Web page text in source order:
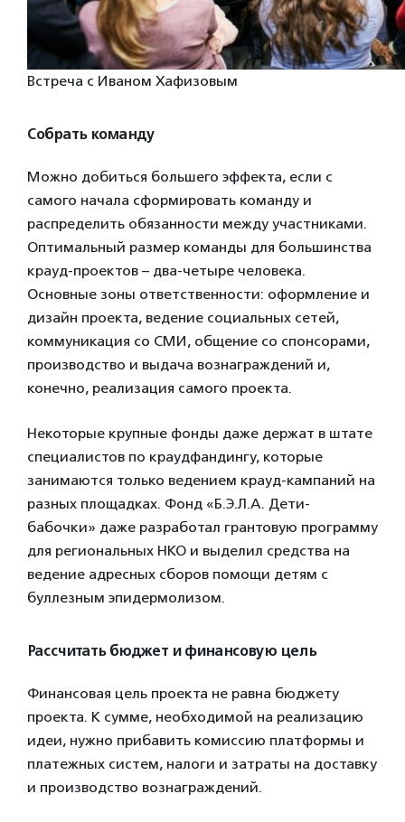
Встреча с Иваном Хафизовым
Собрать команду
Можно добиться большего эффекта, если с
самого начала сформировать команду и
распределить обязанности между участниками.
Оптимальный размер команды для большинства
крауд-проектов – два-четыре человека.
Основные зоны ответственности: оформление и
дизайн проекта, ведение социальных сетей,
коммуникация со СМИ, общение со спонсорами,
производство и выдача вознаграждений и,
конечно, реализация самого проекта.
Некоторые крупные фонды даже держат в штате
специалистов по краудфандингу, которые
занимаются только ведением крауд-кампаний на
разных площадках. Фонд «Б.Э.Л.А. Дети-
бабочки» даже разработал грантовую программу
для региональных НКО и выделил средства на
ведение адресных сборов помощи детям с
буллезным эпидермолизом.
Рассчитать бюджет и финансовую цель
Финансовая цель проекта не равна бюджету
проекта. К сумме, необходимой на реализацию
идеи, нужно прибавить комиссию платформы и
платежных систем, налоги и затраты на доставку
и производство вознаграждений.